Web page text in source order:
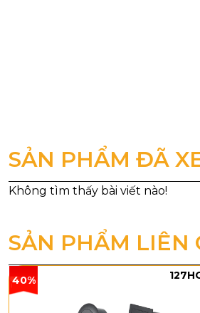
SẢN PHẨM ĐÃ
SẢN PHẨM LIÊN
40%